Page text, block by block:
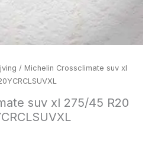
/ Michelin Crossclimate suv xl
suv xl 275/45 R20